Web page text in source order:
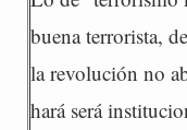
buena terrorista,
la revolución no
hará será